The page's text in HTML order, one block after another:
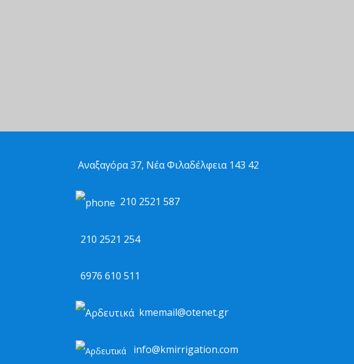
Αναξαγόρα 37, Νέα Φιλαδέλφεια 143 42
210 2521 587
210 2521 254
6976 610 511
kmemail@otenet.gr
info@kmirrigation.com